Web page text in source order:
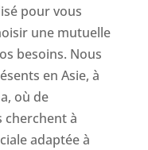
pour vous
une mutuelle
besoins. Nous
en Asie, à
où de
cherchent à
adaptée à